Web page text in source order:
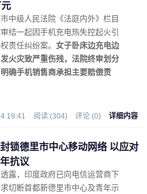
中级人民法院《法庭内外》栏目
结一起因手机充电热失控起火引
责任纠纷案。 女子卧床边充电边
火灾致严重伤残，法院终审划分
确手机销售商承担主要赔偿责
19:41 阅读 (304) 评论 (0) 详细内容
锁德里市中心移动网络 以应对
抗议
露，印度政府已向电信运营商下
切断首都新德里市中心及青年示